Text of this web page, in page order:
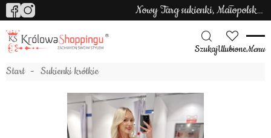
Nowy Targ sukienki, Małopolska sukienki
SzukajUlubioneMenu
Start Sukienki krótkie